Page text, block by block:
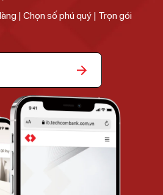
| Chọn số phú quý | Trọn gói